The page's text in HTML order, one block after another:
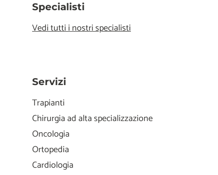
Specialisti
Vedi tutti i nostri specialisti
Servizi
Trapianti
Chirurgia ad alta specializzazione
Oncologia
Ortopedia
Cardiologia